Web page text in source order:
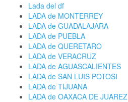
Lada del df
LADA de MONTERREY
LADA de GUADALAJARA
LADA de PUEBLA
LADA de QUERETARO
LADA de VERACRUZ
LADA de AGUASCALIENTES
LADA de SAN LUIS POTOSI
LADA de TIJUANA
LADA de OAXACA DE JUAREZ